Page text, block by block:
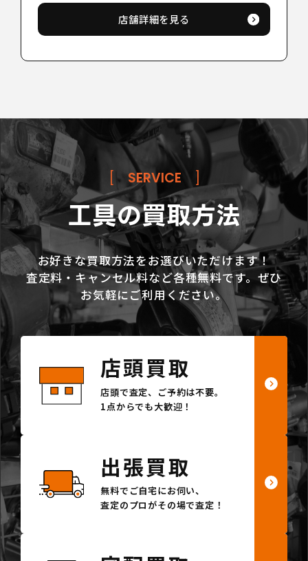
店舗詳細を見る
[ SERVICE ]
工具の買取方法
お好きな買取方法をお選びいただけます！
査定料・キャンセル料など各種無料です。ぜひ
お気軽にご利用ください。
店頭買取
店頭で査定、ご予約は不要。
1点からでも大歓迎！
出張買取
無料でご自宅にお伺い、
査定のプロがその場で査定！